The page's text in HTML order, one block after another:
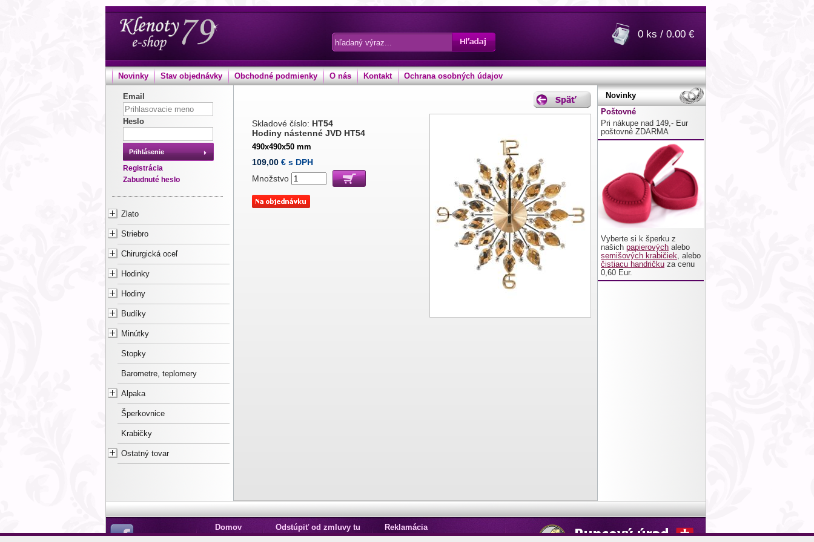
0 ks / 0.00 €
Novinky Stav objednávky Obchodné podmienky O nás Kontakt Ochrana osobných údajov
Email
Heslo
Prihlásenie
Registrácia
Zabudnuté heslo
Zlato
Striebro
Chirurgická oceľ
Hodinky
Hodiny
Budíky
Minútky
Stopky
Barometre, teplomery
Alpaka
Šperkovnice
Krabičky
Ostatný tovar
Skladové číslo: HT54
Hodiny nástenné JVD HT54
490x490x50 mm
109,00 € s DPH
Množstvo
Novinky
Poštovné
Pri nákupe nad 149,- Eur
poštovné ZDARMA
Vyberte si k šperku z
našich papierových alebo
semišových krabičiek, alebo
čistiacu handričku za cenu
0,60 Eur.
Domov
Odstúpiť od zmluvy tu
Reklamácia